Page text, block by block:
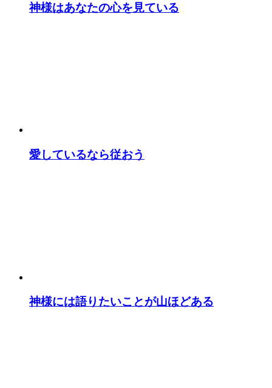
神様はあなたの心を見ている
愛しているなら従おう
神様には語りたいことが山ほどある